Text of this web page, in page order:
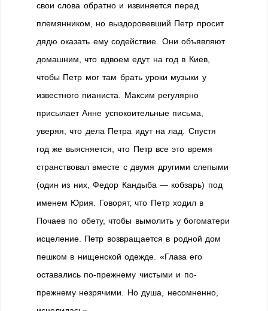
свои слова обратно и извиняется перед
племянником, но выздоровевший Петр просит
дядю оказать ему содействие. Они объявляют
домашним, что вдвоем едут на год в Киев,
чтобы Петр мог там брать уроки музыки у
известного пианиста. Максим регулярно
присылает Анне успокоительные письма,
уверяя, что дела Петра идут на лад. Спустя
год же выясняется, что Петр все это время
странствовал вместе с двумя другими слепыми
(один из них, Федор Кандыба — кобзарь) под
именем Юрия. Говорят, что Петр ходил в
Почаев по обету, чтобы вымолить у богоматери
исцеление. Петр возвращается в родной дом
пешком в нищенской одежде. «Глаза его
оставались по-прежнему чистыми и по-
прежнему незрячими. Ho душа, несомненно,